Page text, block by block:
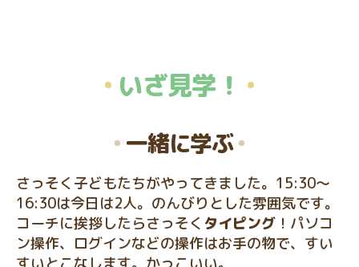
いざ見学！
一緒に学ぶ
さっそく子どもたちがやってきました。15:30〜
16:30は今日は2人。のんびりとした雰囲気です。
コーチに挨拶したらさっそく タイピング ！パソコ
ン操作、ログインなどの操作はお手の物で、すい